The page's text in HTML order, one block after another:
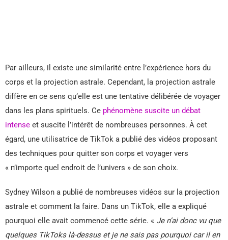
Par ailleurs, il existe une similarité entre l’expérience hors du
corps et la projection astrale. Cependant, la projection astrale
diffère en ce sens qu’elle est une tentative délibérée de voyager
dans les plans spirituels. Ce phénomène suscite un débat
intense et suscite l’intérêt de nombreuses personnes. À cet
égard, une utilisatrice de TikTok a publié des vidéos proposant
des techniques pour quitter son corps et voyager vers
« n’importe quel endroit de l’univers » de son choix.
Sydney Wilson a publié de nombreuses vidéos sur la projection
astrale et comment la faire. Dans un TikTok, elle a expliqué
pourquoi elle avait commencé cette série. « Je n’ai donc vu que
quelques TikToks là-dessus et je ne sais pas pourquoi car il en